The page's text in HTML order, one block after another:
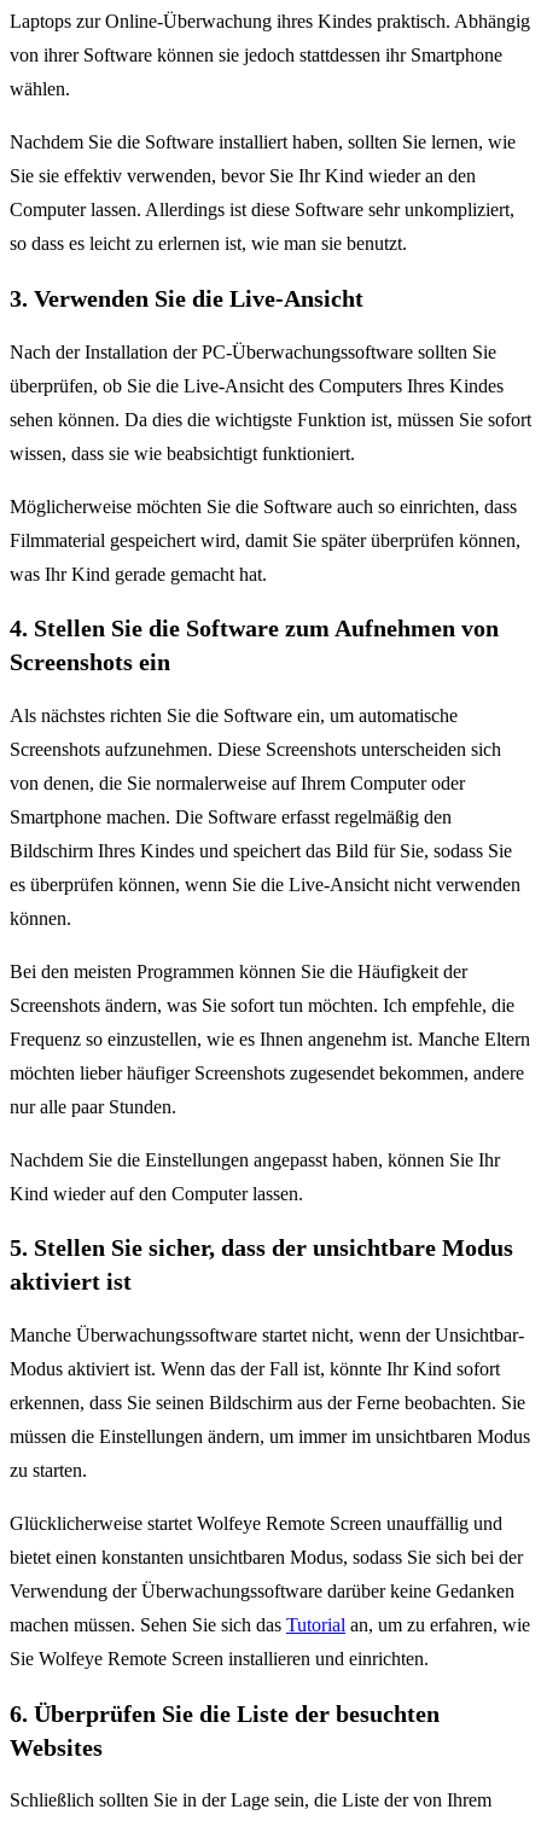
Laptops zur Online-Überwachung ihres Kindes praktisch. Abhängig
von ihrer Software können sie jedoch stattdessen ihr Smartphone
wählen.
Nachdem Sie die Software installiert haben, sollten Sie lernen, wie
Sie sie effektiv verwenden, bevor Sie Ihr Kind wieder an den
Computer lassen. Allerdings ist diese Software sehr unkompliziert,
so dass es leicht zu erlernen ist, wie man sie benutzt.
3. Verwenden Sie die Live-Ansicht
Nach der Installation der PC-Überwachungssoftware sollten Sie
überprüfen, ob Sie die Live-Ansicht des Computers Ihres Kindes
sehen können. Da dies die wichtigste Funktion ist, müssen Sie sofort
wissen, dass sie wie beabsichtigt funktioniert.
Möglicherweise möchten Sie die Software auch so einrichten, dass
Filmmaterial gespeichert wird, damit Sie später überprüfen können,
was Ihr Kind gerade gemacht hat.
4. Stellen Sie die Software zum Aufnehmen von
Screenshots ein
Als nächstes richten Sie die Software ein, um automatische
Screenshots aufzunehmen. Diese Screenshots unterscheiden sich
von denen, die Sie normalerweise auf Ihrem Computer oder
Smartphone machen. Die Software erfasst regelmäßig den
Bildschirm Ihres Kindes und speichert das Bild für Sie, sodass Sie
es überprüfen können, wenn Sie die Live-Ansicht nicht verwenden
können.
Bei den meisten Programmen können Sie die Häufigkeit der
Screenshots ändern, was Sie sofort tun möchten. Ich empfehle, die
Frequenz so einzustellen, wie es Ihnen angenehm ist. Manche Eltern
möchten lieber häufiger Screenshots zugesendet bekommen, andere
nur alle paar Stunden.
Nachdem Sie die Einstellungen angepasst haben, können Sie Ihr
Kind wieder auf den Computer lassen.
5. Stellen Sie sicher, dass der unsichtbare Modus
aktiviert ist
Manche Überwachungssoftware startet nicht, wenn der Unsichtbar-
Modus aktiviert ist. Wenn das der Fall ist, könnte Ihr Kind sofort
erkennen, dass Sie seinen Bildschirm aus der Ferne beobachten. Sie
müssen die Einstellungen ändern, um immer im unsichtbaren Modus
zu starten.
Glücklicherweise startet Wolfeye Remote Screen unauffällig und
bietet einen konstanten unsichtbaren Modus, sodass Sie sich bei der
Verwendung der Überwachungssoftware darüber keine Gedanken
machen müssen. Sehen Sie sich das Tutorial an, um zu erfahren, wie
Sie Wolfeye Remote Screen installieren und einrichten.
6. Überprüfen Sie die Liste der besuchten
Websites
Schließlich sollten Sie in der Lage sein, die Liste der von Ihrem